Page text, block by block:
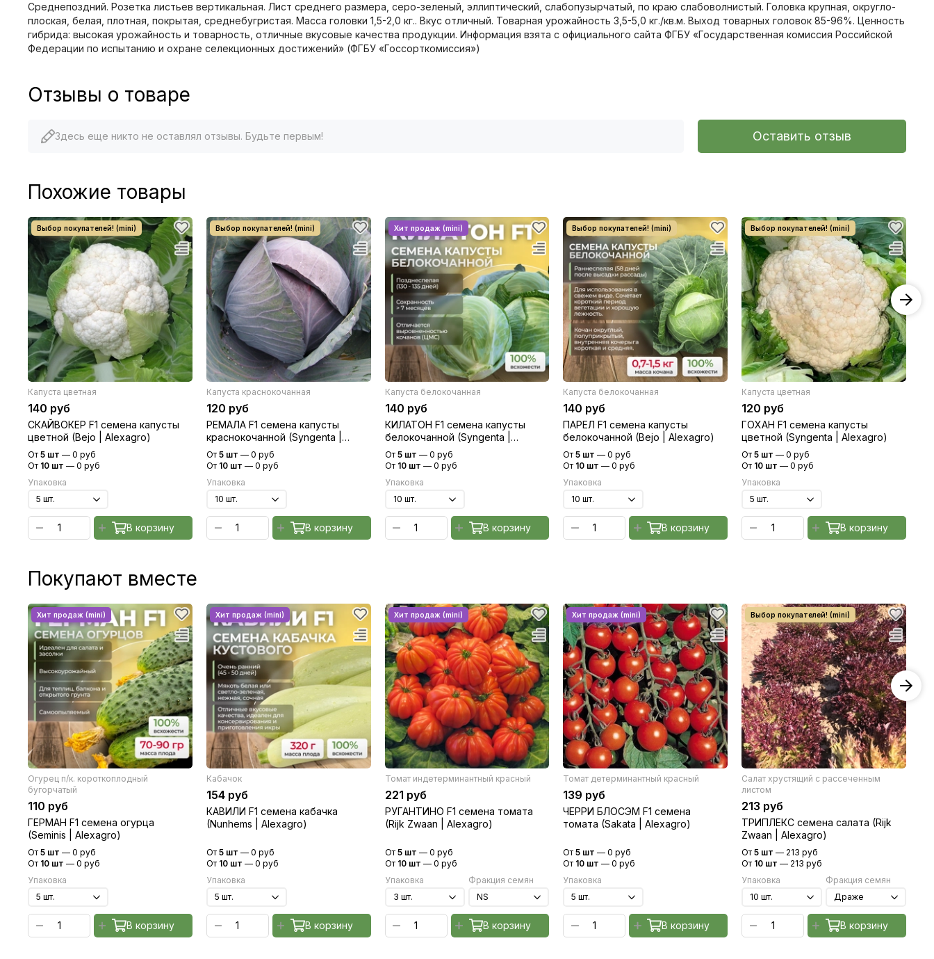
Среднепоздний. Розетка листьев вертикальная. Лист среднего размера, серо-зеленый, эллиптический, слабопузырчатый, по краю слабоволнистый. Головка крупная, округло-
плоская, белая, плотная, покрытая, среднебугристая. Масса головки 1,5-2,0 кг.. Вкус отличный. Товарная урожайность 3,5-5,0 кг./кв.м. Выход товарных головок 85-96%. Ценность
гибрида: высокая урожайность и товарность, отличные вкусовые качества продукции. Информация взята с официального сайта ФГБУ «Государственная комиссия Российской
Федерации по иcпытанию и охране селекционных достижений» (ФГБУ «Госсорткомиссия»)
Отзывы о товаре
Здесь еще никто не оставлял отзывы. Будьте первым! Оставить отзыв
Похожие товары
Капуста цветная
140 руб
СКАЙВОКЕР F1 семена капусты
цветной (Bejo | Alexagro)
От 5 шт — 0 руб
От 10 шт — 0 руб
Упаковка
В корзину
Капуста краснокочанная
120 руб
РЕМАЛА F1 семена капусты
краснокочанной (Syngenta |
Alexagro)
От 5 шт — 0 руб
От 10 шт — 0 руб
Упаковка
В корзину
Капуста белокочанная
140 руб
КИЛАТОН F1 семена капусты
белокочанной (Syngenta |
Alexagro)
От 5 шт — 0 руб
От 10 шт — 0 руб
Упаковка
В корзину
Капуста белокочанная
140 руб
ПАРЕЛ F1 семена капусты
белокочанной (Bejo | Alexagro)
От5 шт —0 руб
От 10 шт —0 руб
Упаковка
В корзину
Капуста цветная
120 руб
ГОХАН F1 семена капусты
цветной (Syngenta | Alexagro)
От5 шт —0 руб
От 10 шт —0 руб
Упаковка
В корзину
Покупают вместе
Огурец п/к. короткоплодный
бугорчатый
110 руб
ГЕРМАН F1 семена огурца
(Seminis | Alexagro)
От 5 шт — 0 руб
От 10 шт — 0 руб
Упаковка
В корзину
Кабачок
154 руб
КАВИЛИ F1 семена кабачка
(Nunhems | Alexagro)
От 5 шт — 0 руб
От 10 шт — 0 руб
Упаковка
В корзину
Томат индетерминантный красный
221 руб
РУГАНТИНО F1 семена томата
(Rijk Zwaan | Alexagro)
От 5 шт — 0 руб
От 10 шт — 0 руб
Упаковка
Фракция семян
В корзину
Томат детерминантный красный
139 руб
ЧЕРРИ БЛОСЭМ F1 семена
томата (Sakata | Alexagro)
От5 шт —0 руб
От 10 шт —0 руб
Упаковка
В корзину
Салат хрустящий с рассеченным
листом
213 руб
ТРИПЛЕКС семена салата (Rijk
Zwaan | Alexagro)
От5 шт — 213 руб
От 10 шт — 213 руб
Упаковка
Фракция семян
В корзину